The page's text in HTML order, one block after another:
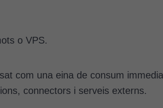
o VPS.
com una eina de consum
connectors i serveis externs.